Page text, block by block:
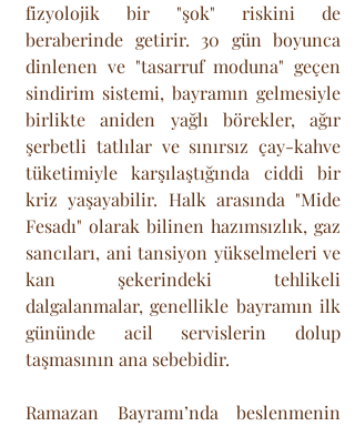
fizyolojik bir "şok" riskini de
beraberinde getirir. 30 gün boyunca
dinlenen ve "tasarruf moduna" geçen
sindirim sistemi, bayramın gelmesiyle
birlikte aniden yağlı börekler, ağır
şerbetli tatlılar ve sınırsız çay-kahve
tüketimiyle karşılaştığında ciddi bir
kriz yaşayabilir. Halk arasında "Mide
Fesadı" olarak bilinen hazımsızlık, gaz
sancıları, ani tansiyon yükselmeleri ve
kan şekerindeki tehlikeli
dalgalanmalar, genellikle bayramın ilk
gününde acil servislerin dolup
taşmasının ana sebebidir.
Ramazan Bayramı’nda beslenmenin